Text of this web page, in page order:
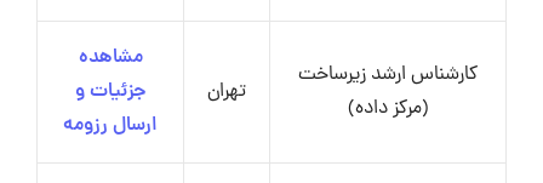
کارشناس ارشد زیرساخت
(مرکز داده)
تهران
مشاهده
جزئیات و
ارسال رزومه